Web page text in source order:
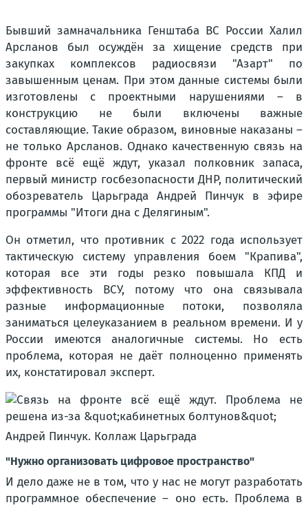
Бывший замначальника Генштаба ВС России Халил
Арсланов был осуждён за хищение средств при
закупках комплексов радиосвязи "Азарт" по
завышенным ценам. При этом данные системы были
изготовлены с проектными нарушениями – в
конструкцию не были включены важные
составляющие. Такие образом, виновные наказаны –
не только Арсланов. Однако качественную связь на
фронте всё ещё ждут, указал полковник запаса,
первый министр госбезопасности ДНР, политический
обозреватель Царьграда Андрей Пинчук в эфире
программы "Итоги дна с Делягиным".
Он отметил, что противник с 2022 года использует
тактическую систему управления боем "Крапива",
которая все эти годы резко повышала КПД и
эффективность ВСУ, потому что она связывала
разные информационные потоки, позволяла
заниматься целеуказанием в реальном времени. И у
России имеются аналогичные системы. Но есть
проблема, которая не даёт полноценно применять
их, констатировал эксперт.
Андрей Пинчук. Коллаж Царьграда
"Нужно организовать цифровое пространство"
И дело даже не в том, что у нас не могут разработать
программное обеспечение – оно есть. Проблема в